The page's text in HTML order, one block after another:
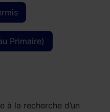
Primaire)
à la recherche d’un